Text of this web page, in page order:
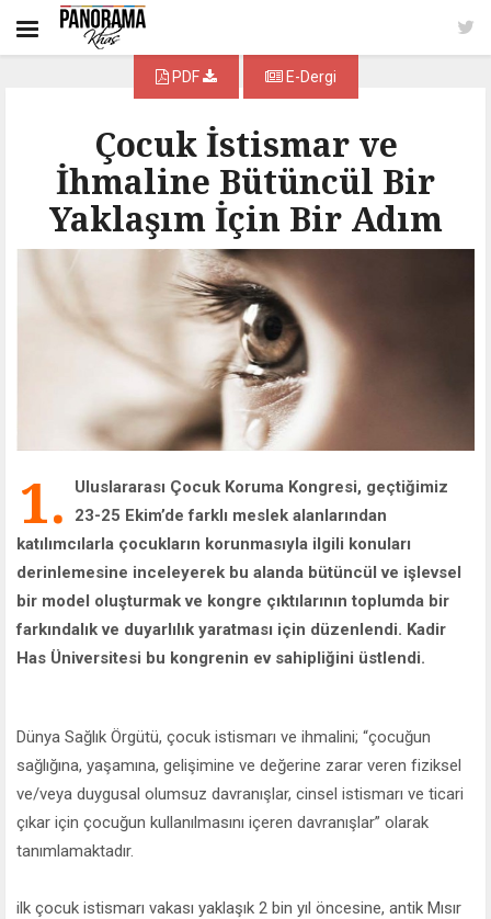
Çocuk İstismar ve
İhmaline Bütüncül Bir
Yaklaşım İçin Bir Adım
PDF E-Dergi
1.
Uluslararası Çocuk Koruma Kongresi, geçtiğimiz
23-25 Ekim’de farklı meslek alanlarından
katılımcılarla çocukların korunmasıyla ilgili konuları
derinlemesine inceleyerek bu alanda bütüncül ve işlevsel
bir model oluşturmak ve kongre çıktılarının toplumda bir
farkındalık ve duyarlılık yaratması için düzenlendi. Kadir
Has Üniversitesi bu kongrenin ev sahipliğini üstlendi.
Dünya Sağlık Örgütü, çocuk istismarı ve ihmalini; “çocuğun
sağlığına, yaşamına, gelişimine ve değerine zarar veren fiziksel
ve/veya duygusal olumsuz davranışlar, cinsel istismarı ve ticari
çıkar için çocuğun kullanılmasını içeren davranışlar” olarak
tanımlamaktadır.
ilk çocuk istismarı vakası yaklaşık 2 bin yıl öncesine, antik Mısır